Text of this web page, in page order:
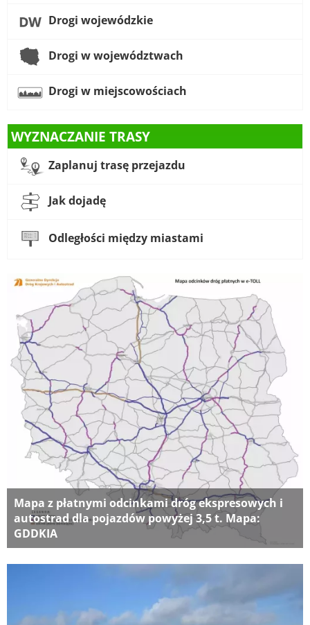
Drogi wojewódzkie
Drogi w województwach
Drogi w miejscowościach
WYZNACZANIE TRASY
Zaplanuj trasę przejazdu
Jak dojadę
Odległości między miastami
Mapa z płatnymi odcinkami dróg ekspresowych i
autostrad dla pojazdów powyżej 3,5 t. Mapa:
GDDKIA